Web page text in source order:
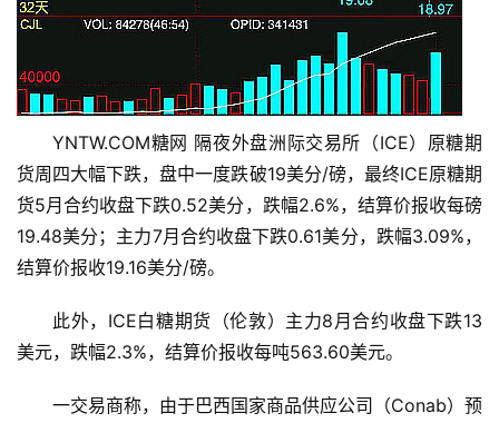
首
YNTW.COM糖网 隔夜外盘洲际交易所（ICE）原糖期
货周四大幅下跌，盘中一度跌破19美分/磅，最终ICE原糖期
货5月合约收盘下跌0.52美分，跌幅2.6%，结算价报收每磅
19.48美分；主力7月合约收盘下跌0.61美分，跌幅3.09%，
结算价报收19.16美分/磅。
此外，ICE白糖期货（伦敦）主力8月合约收盘下跌13
美元，跌幅2.3%，结算价报收每吨563.60美元。
一交易商称，由于巴西国家商品供应公司（Conab）预